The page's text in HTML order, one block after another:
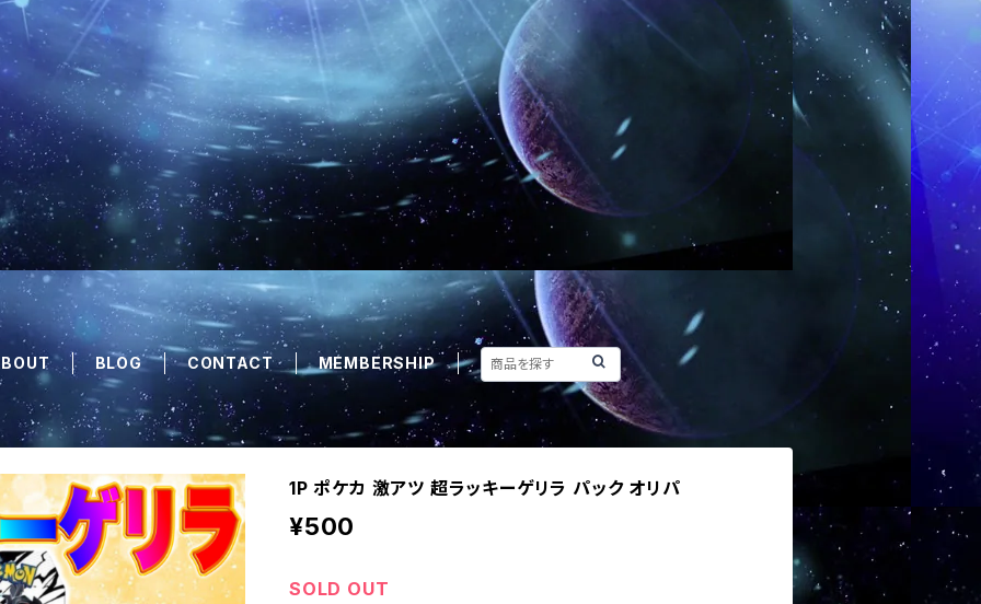
BLOG CONTACT MEMBERSHIP
1P ポケカ 激アツ 超ラッキーゲリラ パック オリパ
¥500
SOLD OUT